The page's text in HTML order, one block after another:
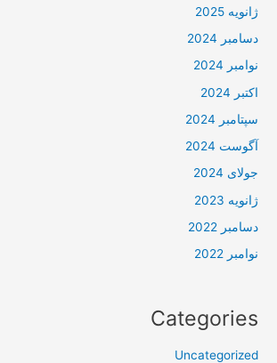
ژانویه 2025
دسامبر 2024
نوامبر 2024
اکتبر 2024
سپتامبر 2024
آگوست 2024
جولای 2024
ژانویه 2023
دسامبر 2022
نوامبر 2022
Categories
Uncategorized